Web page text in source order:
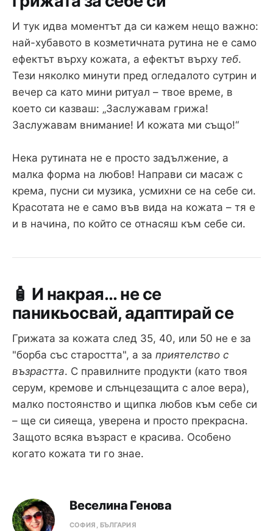
И тук идва моментът да си кажем нещо важно:
най-хубавото в козметичната рутина не е само
ефектът върху кожата, а ефектът върху теб.
Тези няколко минути пред огледалото сутрин и
вечер са като мини ритуал – твое време, в
което си казваш: „Заслужавам грижа!
Заслужавам внимание! И кожата ми също!“
Нека рутината не е просто задължение, а
малка форма на любов! Направи си масаж с
крема, пусни си музика, усмихни се на себе си.
Красотата не е само във вида на кожата – тя е
и в начина, по който се отнасяш към себе си.
🧴 И накрая... не се
паникьосвай, адаптирай се
Грижата за кожата след 35, 40, или 50 не е за
"борба със старостта", а за приятелство с
възрастта. С правилните продукти (като твоя
серум, кремове и слънцезащита с алое вера),
малко постоянство и щипка любов към себе си
– ще си сияеща, уверена и просто прекрасна.
Защото всяка възраст е красивa. Особено
когато кожата ти го знае.
Веселина Генова
СОФИЯ, БЪЛГАРИЯ